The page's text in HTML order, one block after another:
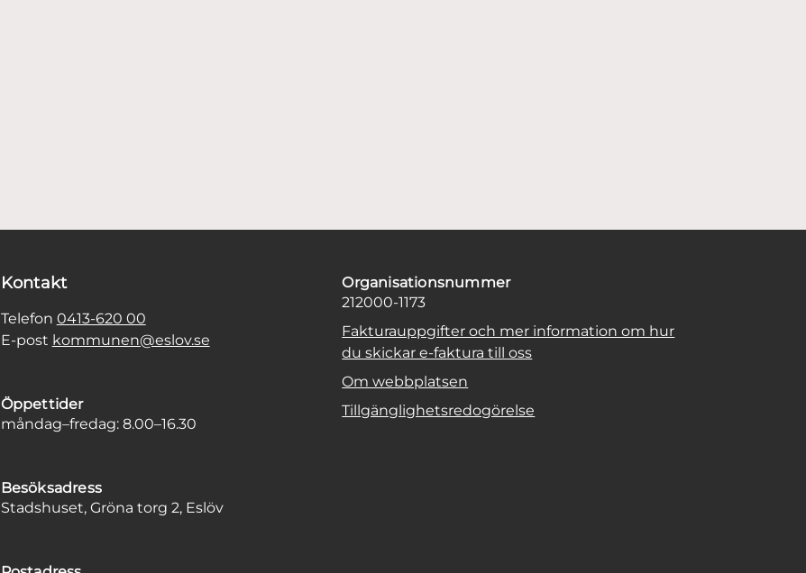
Kontakt
Telefon 0413-620 00
E-post kommunen@eslov.se
Öppettider
måndag–fredag: 8.00–16.30
Besöksadress
Stadshuset, Gröna torg 2, Eslöv
Organisationsnummer
212000-1173
Fakturauppgifter och mer information om hur
du skickar e-faktura till oss
Om webbplatsen
Tillgänglighetsredogörelse